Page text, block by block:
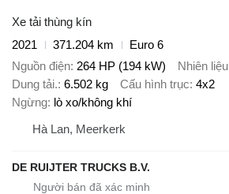
Xe tải thùng kín
2021
371.204 km
Euro 6
Nguồn điện 264 HP (194 kW) Nhiên liệu
Dung tải. 6.502 kg Cấu hình trục 4x2
Ngừng lò xo/không khí
Hà Lan, Meerkerk
DE RUIJTER TRUCKS B.V.